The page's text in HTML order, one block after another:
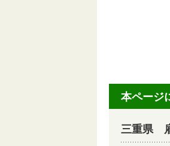
本ページ
三重県